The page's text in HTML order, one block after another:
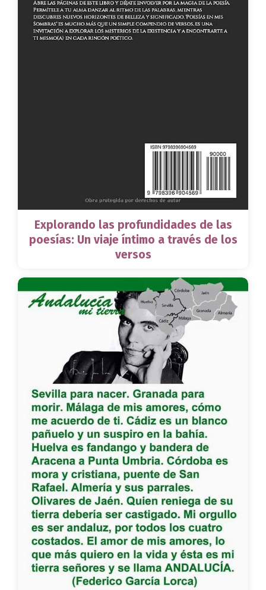
Explorando las profundidades de las
poesías: Un viaje íntimo a través de los
versos